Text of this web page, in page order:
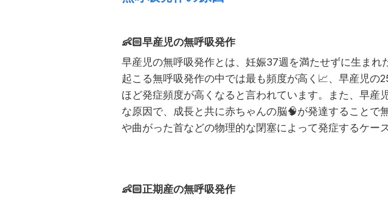
👶🏻早産児の無呼吸発作
早産児の無呼吸発作とは、妊娠37週を満たせずに生ま
起こる無呼吸発作の中では最も頻度が高く 📈、早産児の
ほど発症頻度が高くなると言われています。また、早
な原因で、成長と共に赤ちゃんの脳🧠が発達することで
や曲がった首などの物理的な閉塞によって発症するケー
👶🏻正期産の無呼吸発作